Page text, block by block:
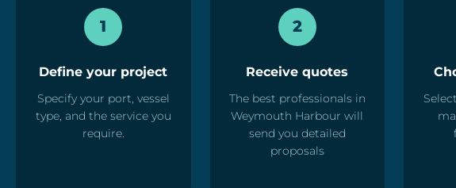
1
Define your project
Specify your port, vessel
type, and the service you
require.
2
Receive quotes
The best professionals in
Weymouth Harbour will
send you detailed
proposals